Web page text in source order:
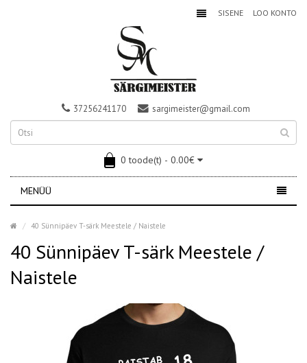
SISENE LOO KONTO
37256241170 sargimeister@gmail.com
0 toode(t) - 0.00€
MENÜÜ
40 Sünnipäev T-särk Meestele / Naistele
40 Sünnipäev T-särk Meestele /
Naistele